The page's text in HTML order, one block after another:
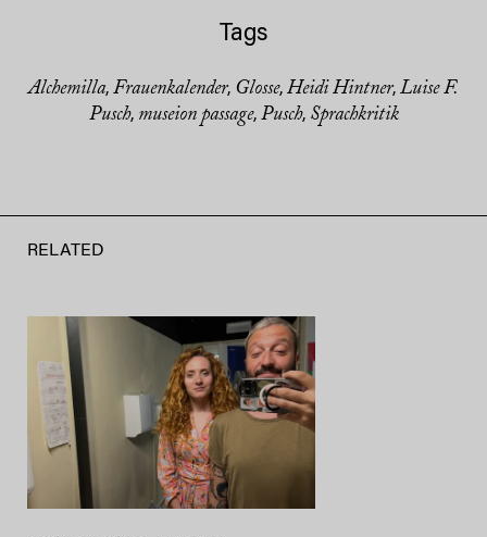
Tags
Alchemilla, Frauenkalender, Glosse, Heidi Hintner, Luise F.
Pusch, museion passage, Pusch, Sprachkritik
RELATED